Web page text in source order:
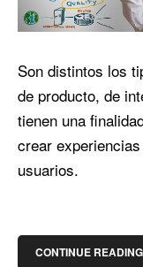
Son distintos los
de producto, de
tienen una
crear
usuarios.
CONTINUE READING